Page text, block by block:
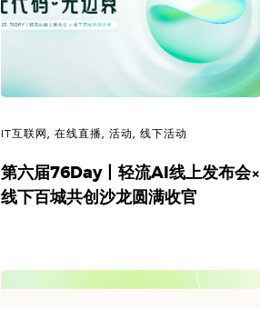
IT互联网,在线直播,活动,线下活动
第六届76Day丨轻流AI线上发布会×
线下百城共创沙龙圆满收官